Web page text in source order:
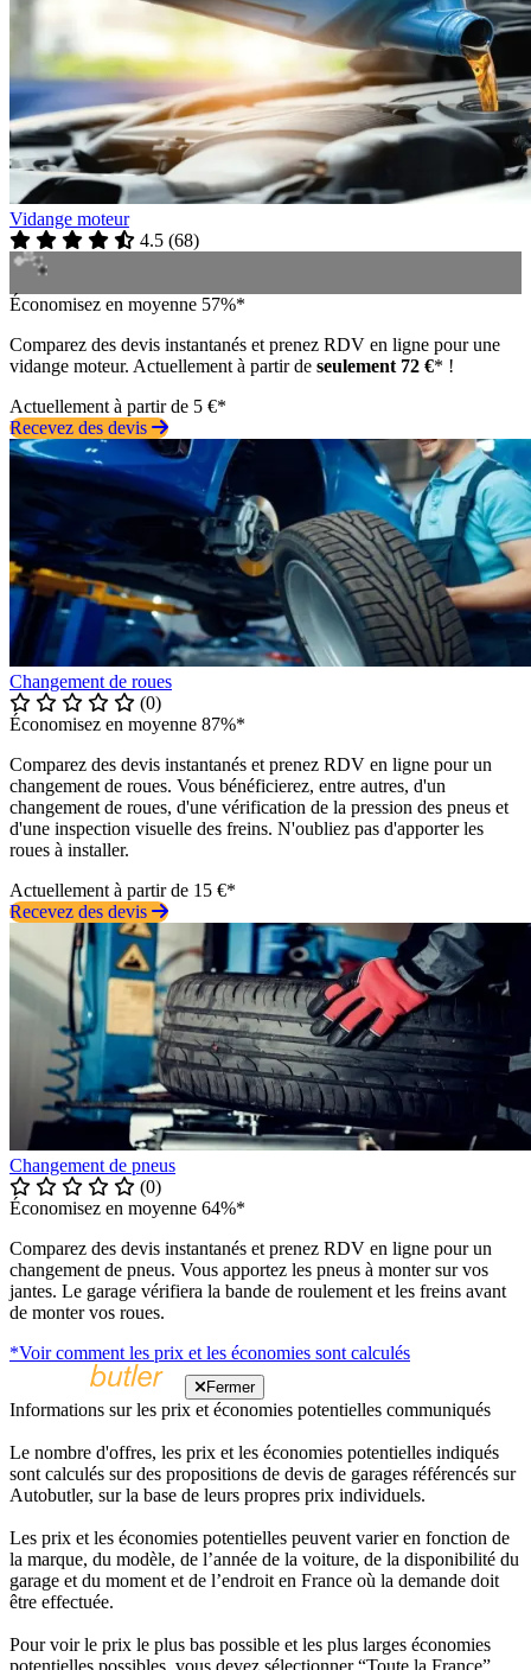
Vidange moteur
4.5 (68)
Économisez en moyenne 57%*
Comparez des devis instantanés et prenez RDV en ligne pour une
vidange moteur. Actuellement à partir de seulement 72 €* !
Actuellement à partir de 5 €*
Recevez des devis
Changement de roues
(0)
Économisez en moyenne 87%*
Comparez des devis instantanés et prenez RDV en ligne pour un
changement de roues. Vous bénéficierez, entre autres, d'un
changement de roues, d'une vérification de la pression des pneus et
d'une inspection visuelle des freins. N'oubliez pas d'apporter les
roues à installer.
Actuellement à partir de 15 €*
Recevez des devis
Changement de pneus
(0)
Économisez en moyenne 64%*
Comparez des devis instantanés et prenez RDV en ligne pour un
changement de pneus. Vous apportez les pneus à monter sur vos
jantes. Le garage vérifiera la bande de roulement et les freins avant
de monter vos roues.
*Voir comment les prix et les économies sont calculés
Fermer
Informations sur les prix et économies potentielles communiqués
Le nombre d'offres, les prix et les économies potentielles indiqués
sont calculés sur des propositions de devis de garages référencés sur
Autobutler, sur la base de leurs propres prix individuels.
Les prix et les économies potentielles peuvent varier en fonction de
la marque, du modèle, de l’année de la voiture, de la disponibilité du
garage et du moment et de l’endroit en France où la demande doit
être effectuée.
Pour voir le prix le plus bas possible et les plus larges économies
potentielles possibles, vous devez sélectionner “Toute la France”